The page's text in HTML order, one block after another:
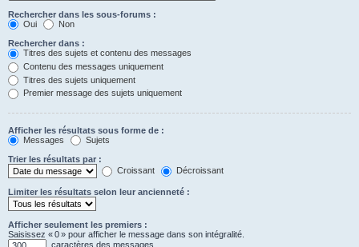
Rechercher dans les sous-forums :
Oui
Non
Rechercher dans :
Titres des sujets et contenu des messages
Contenu des messages uniquement
Titres des sujets uniquement
Premier message des sujets uniquement
Afficher les résultats sous forme de :
Messages
Sujets
Trier les résultats par :
Croissant
Décroissant
Limiter les résultats selon leur ancienneté :
Afficher seulement les premiers :
Saisissez « 0 » pour afficher le message dans son intégralité.
caractères des messages